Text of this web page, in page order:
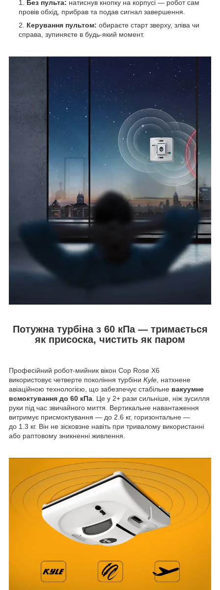
Без пульта: натиснув кнопку на корпусі — робот сам
провів обхід, прибрав та подав сигнал завершення.
Керування пультом: обираєте старт зверху, зліва чи
справа, зупиняєте в будь-який момент.
Потужна турбіна з 60 кПа — тримається
як присоска, чистить як паром
Професійний робот-мийник вікон Cop Rose X6
використовує четверте покоління турбіни Kyle , натхнене
авіаційною технологією, що забезпечує стабільне вакуумне
всмоктування до 60 кПа . Це у 2+ рази сильніше, ніж зусилля
руки під час звичайного миття. Вертикальне навантаження
витримує присмоктування — до 2.6 кг, горизонтальне —
до 1.3 кг. Він не зісковзне навіть при тривалому використанні
або раптовому зникненні живлення.